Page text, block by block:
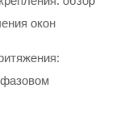
окон
фазовом